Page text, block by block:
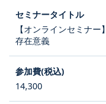
【オンラインセミナ
存在意義
14,300